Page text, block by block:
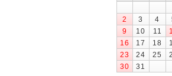
2
3 4
9
10 11
16
17 18
23
24 25
30
31